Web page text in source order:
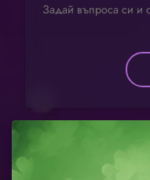
Задай въпроса си и